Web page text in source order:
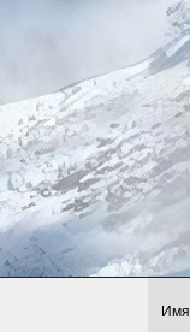
Имя